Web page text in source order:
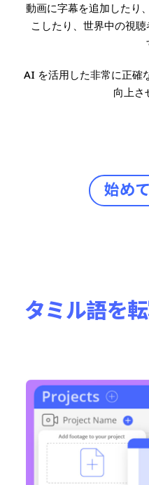
動画に字幕を追加したり
こしたり、世界中の視
AI を活用した非常に正確
向上さ
始め
タミル語を